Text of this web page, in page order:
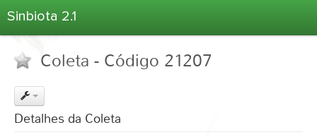
Sinbiota 2.1
Informações Ambientais
Coletas
Coleta - Código 21207
Detalhes da Coleta